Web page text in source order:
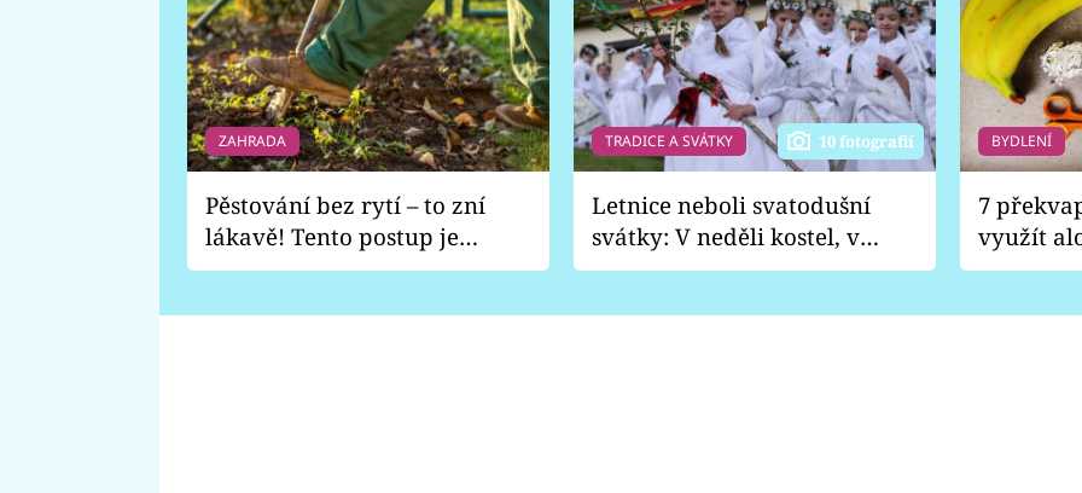
ZAHRADA
Pěstování bez rytí – to zní
lákavě! Tento postup je
vhodný jen pro některé
TRADICE A SVÁTKY 10 fotografií
Letnice neboli svatodušní
svátky: V neděli kostel, v
pondělí zábava
BYDLENÍ
7
využít